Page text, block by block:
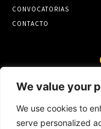
We value your
We use cookies to
serve personalized
CONVOCATORIAS
CONTACTO
AL